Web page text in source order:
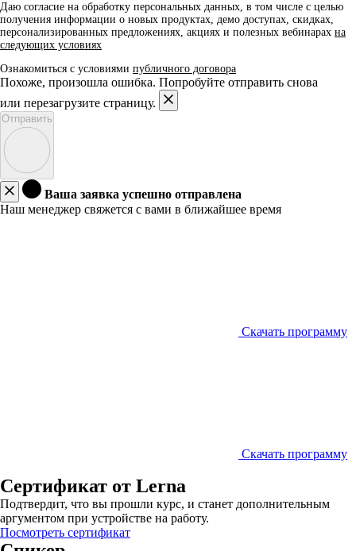
Даю согласие на обработку персональных данных, в том числе с целью
получения информации о новых продуктах, демо доступах, скидках,
персонализированных предложениях, акциях и полезных вебинарах на
следующих условиях
Ознакомиться с условиями публичного договора
Похоже, произошла ошибка. Попробуйте отправить снова
или перезагрузите страницу.
Отправить
Ваша заявка успешно отправлена
Наш менеджер свяжется с вами в ближайшее время
Скачать программу
Скачать программу
Сертификат от Lerna
Подтвердит, что вы прошли курс, и станет дополнительным
аргументом при устройстве на работу.
Посмотреть сертификат